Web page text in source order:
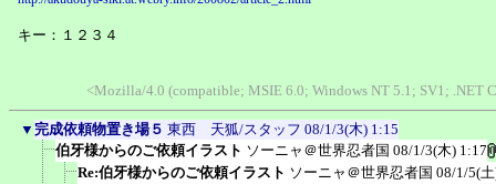
キー：１２３４
<Mozilla/4.0 (compatible; MSIE 6.0; Windows NT 5.1; SV1; .NET
▼ 完成依頼物置き場５ 東西 天狐/スタッフ 08/1/3(木) 1:15
伯牙様からのご依頼イラスト ソーニャ＠世界忍者国 08/1/3(木) 1:17
Re:伯牙様からのご依頼イラスト ソーニャ＠世界忍者国 08/1/5(